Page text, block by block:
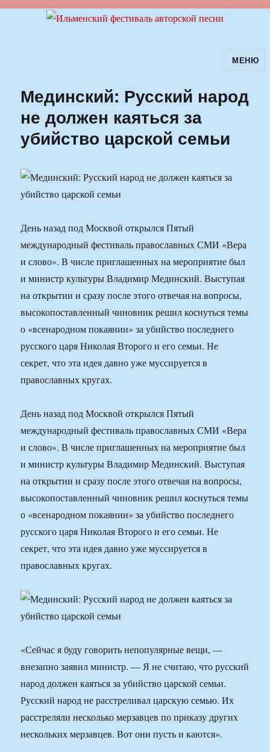
Ильменский фестиваль авторскойМЕНЮ
Мединский: Русский народ
не должен каяться за
убийство царской семьи
День назад под Москвой открылся Пятый
международный фестиваль православных СМИ «Вера
и слово». В числе приглашенных на мероприятие был
и министр культуры Владимир Мединский. Выступая
на открытии и сразу после этого отвечая на вопросы,
высокопоставленный чиновник решил коснуться темы
о «всенародном покаянии» за убийство последнего
русского царя Николая Второго и его семьи. Не
секрет, что эта идея давно уже муссируется в
православных кругах.
День назад под Москвой открылся Пятый
международный фестиваль православных СМИ «Вера
и слово». В числе приглашенных на мероприятие был
и министр культуры Владимир Мединский. Выступая
на открытии и сразу после этого отвечая на вопросы,
высокопоставленный чиновник решил коснуться темы
о «всенародном покаянии» за убийство последнего
русского царя Николая Второго и его семьи. Не
секрет, что эта идея давно уже муссируется в
православных кругах.
«Сейчас я буду говорить непопулярные вещи, —
внезапно заявил министр. — Я не считаю, что русский
народ должен каяться за убийство царской семьи.
Русский народ не расстреливал царскую семью. Их
расстреляли несколько мерзавцев по приказу других
нескольких мерзавцев. Вот они пусть и каются».